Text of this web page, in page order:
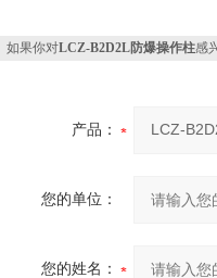
如果你对LCZ-B2D2L防爆操作柱感
产品：
您的单位：
您的姓名：